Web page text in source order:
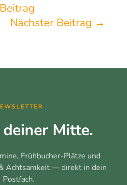
Nächster Beitrag →
Mitte.
Frühbucher-Plätze und
Achtsamkeit — direkt in dein
Postfach.